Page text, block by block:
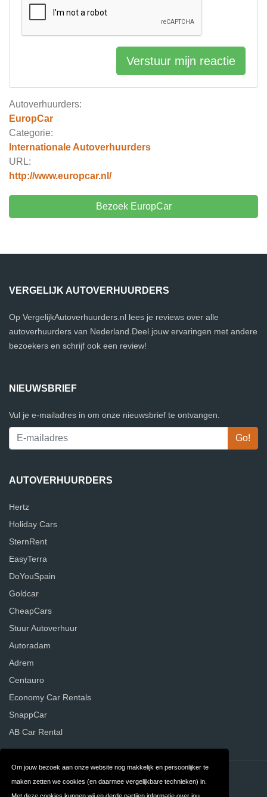
Om jouw bezoek aan onze website nog makkelijk en persoonlijker te
maken zetten we cookies (en daarmee vergelijkbare technieken) in.
Autoverhuurders:
EuropCar
Categorie:
Internationale Autoverhuurders
URL:
http://www.europcar.nl/
Bezoek EuropCar
Verstuur mijn reactie
VERGELIJK AUTOVERHUURDERS
Op VergelijkAutoverhuurders.nl lees je reviews over alle
autoverhuurders van Nederland.Deel jouw ervaringen met andere
bezoekers en schrijf ook een review!
NIEUWSBRIEF
Vul je e-mailadres in om onze nieuwsbrief te ontvangen.
AUTOVERHUURDERS
Hertz
Holiday Cars
SternRent
EasyTerra
DoYouSpain
Goldcar
CheapCars
Stuur Autoverhuur
Autoradam
Adrem
Centauro
Economy Car Rentals
SnappCar
AB Car Rental
Contact Privacy